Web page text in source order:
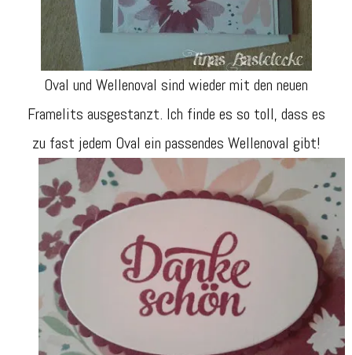
Oval und Wellenoval sind wieder mit den neuen
Framelits ausgestanzt. Ich finde es so toll, dass es
zu fast jedem Oval ein passendes Wellenoval gibt!